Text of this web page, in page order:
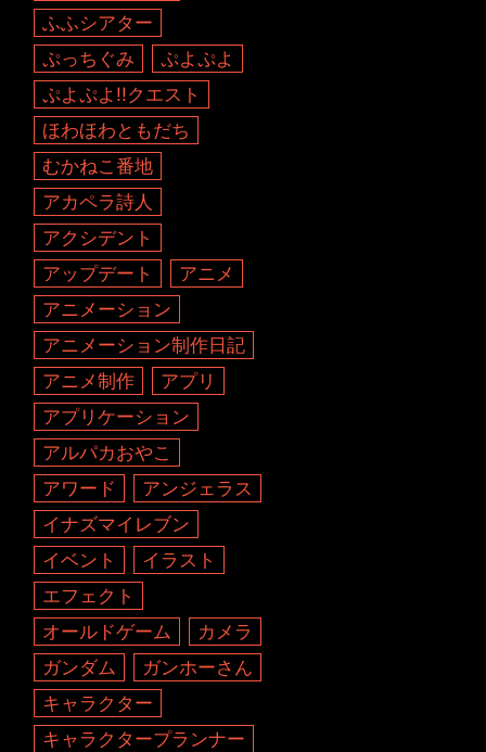
ふふシアター
ぷっちぐみ
ぷよぷよ
ぷよぷよ!!クエスト
ほわほわともだち
むかねこ番地
アカペラ詩人
アクシデント
アップデート
アニメ
アニメーション
アニメーション制作日記
アニメ制作
アプリ
アプリケーション
アルパカおやこ
アワード
アンジェラス
イナズマイレブン
イベント
イラスト
エフェクト
オールドゲーム
カメラ
ガンダム
ガンホーさん
キャラクター
キャラクタープランナー